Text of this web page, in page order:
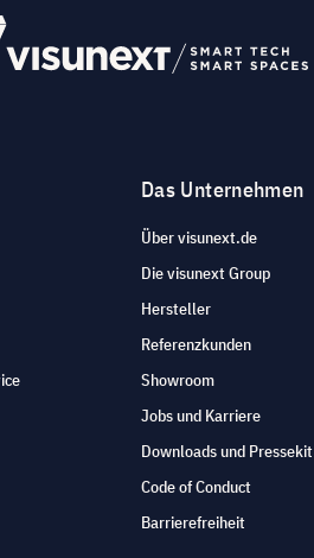
Das Unternehmen
Über visunext.de
Die visunext Group
Hersteller
Referenzkunden
Showroom
Jobs und Karriere
Downloads und Pressekit
Code of Conduct
Barrierefreiheit